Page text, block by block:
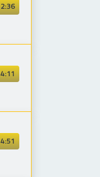
2:36
4:11
4:51